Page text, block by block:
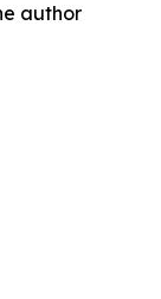
author